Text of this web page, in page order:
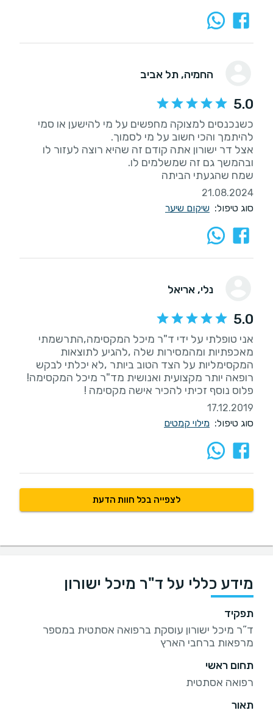
החמיה, תל אביב
5.0
כשנכנסים למצוקה מחפשים על מי להישען או סמי
אצל דר ישורון אתה קודם זה שהיא רוצה לעזור לו
שמח שהגעתי הביתה
21.08.2024
סוג טיפול: שיקום שיער
נלי, אריאל
5.0
אני טופלתי על ידי ד"ר מיכל המקסימה,התרשמתי
מאכפתיות ומהמסירות שלה ,להגיע לתוצאות
המקסימליות על הצד הטוב ביותר ,לא יכלתי לבקש
פלוס נוסף זכיתי להכיר אישה מקסימה !
17.12.2019
סוג טיפול: מילוי קמטים
לצפייה בכל חוות הדעת
מידע כללי על ד"ר מיכל ישורון
תפקיד
ד”ר מיכל ישורון עוסקת ברפואה אסתטית במספר
מרפאות ברחבי הארץ
תחום ראשי
רפואה אסתטית
תאור